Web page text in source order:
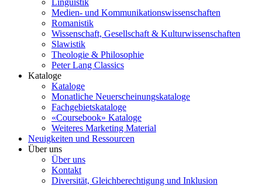
Linguistik
Medien- und Kommunikationswissenschaften
Romanistik
Wissenschaft, Gesellschaft & Kulturwissenschaften
Slawistik
Theologie & Philosophie
Peter Lang Classics
Kataloge
Kataloge
Monatliche Neuerscheinungskataloge
Fachgebietskataloge
«Coursebook» Kataloge
Weiteres Marketing Material
Neuigkeiten und Ressourcen
Über uns
Über uns
Kontakt
Diversität, Gleichberechtigung und Inklusion